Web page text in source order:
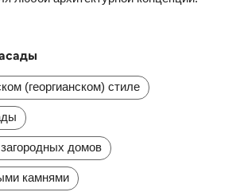
(георгианском) стиле
домов
камнями